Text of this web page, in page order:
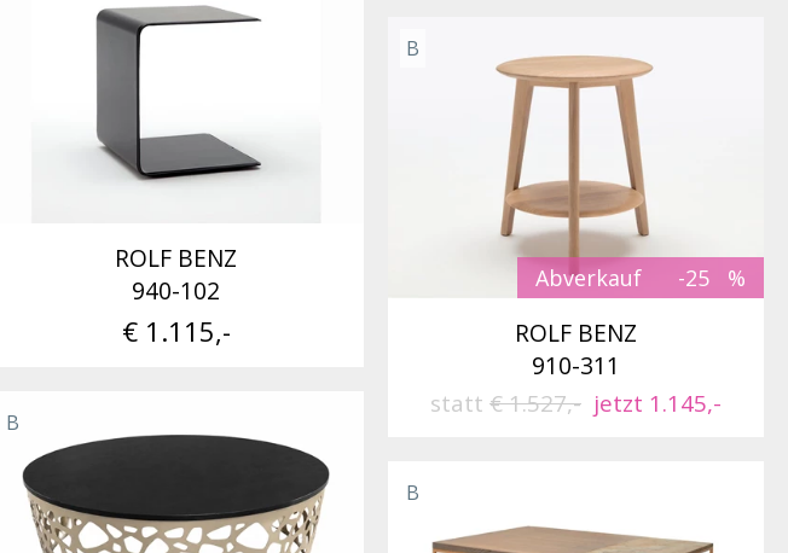
ROLF BENZ
940-102
€ 1.115,-
Abverkauf -25
B
ROLF BENZ
910-311
statt € 1.527,- jetzt 1.145,-
B
B